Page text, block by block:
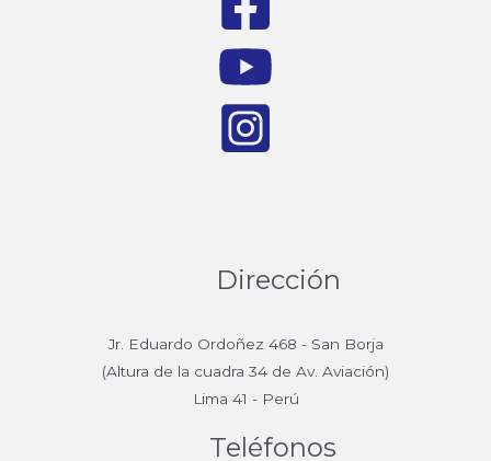
Dirección
Jr. Eduardo Ordoñez 468 - San Borja
(Altura de la cuadra 34 de Av. Aviación)
Lima 41 - Perú
Teléfonos